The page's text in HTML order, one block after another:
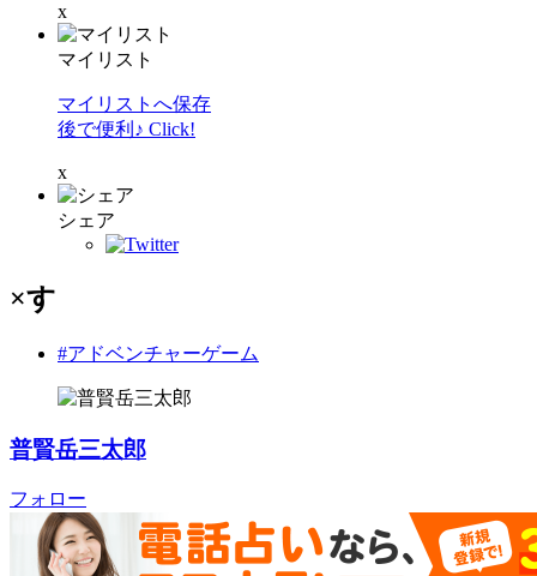
x
マイリスト
マイリストへ保存
後で便利♪ Click!
x
シェア
×す
#アドベンチャーゲーム
普賢岳三太郎
フォロー